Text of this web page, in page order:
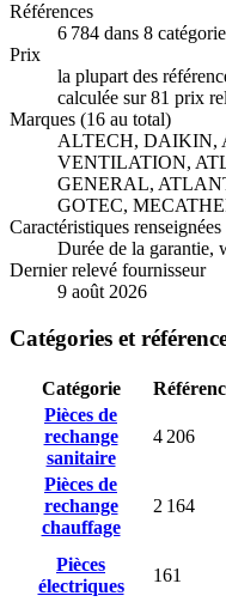
Références
6 784 dans 8
Prix
la plupart des
calculée sur81 prix
Marques (16 au total)
ALTECH, DAIKIN,
VENTILATION,
GENERAL,
GOTEC,
Caractéristiques renseignées
Durée de la garantie,
Dernier relevé fournisseur
9 août 2026
Catégories et
Catégorie
Pièces de
rechange
sanitaire
4 206
Pièces de
rechange
chauffage
2 164
Pièces
électriques
161